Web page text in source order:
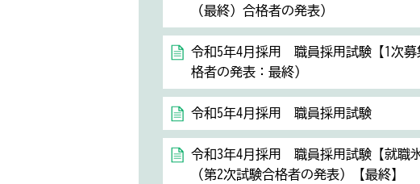
（最終）合格者の発表）
令和5年4月採用 職員採用試験【1次募
格者の発表：最終）
令和5年4月採用 職員採用試験
令和3年4月採用 職員採用試験【就職
（第2次試験合格者の発表）【最終】